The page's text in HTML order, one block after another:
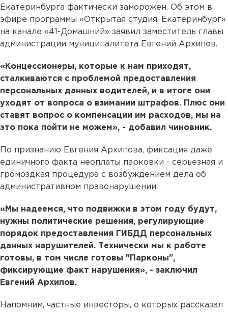
Екатеринбурга фактически заморожен. Об этом в
эфире программы «Открытая студия. Екатеринбург»
на канале «41-Домашний» заявил заместитель главы
администрации муниципалитета Евгений Архипов.
«Концессионеры, которые к нам приходят,
сталкиваются с проблемой предоставления
персональных данных водителей, и в итоге они
уходят от вопроса о взимании штрафов. Плюс они
ставят вопрос о компенсации им расходов, мы на
это пока пойти не можем», - добавил чиновник.
По признанию Евгения Архипова, фиксация даже
единичного факта неоплаты парковки - серьезная и
громоздкая процедура с возбуждением дела об
административном правонарушении.
«Мы надеемся, что подвижки в этом году будут,
нужны политические решения, регулирующие
порядок предоставления ГИБДД персональных
данных нарушителей. Технически мы к работе
готовы, в том числе готовы "Парконы",
фиксирующие факт нарушения», - заключил
Евгений Архипов.
Напомним, частные инвесторы, о которых рассказал